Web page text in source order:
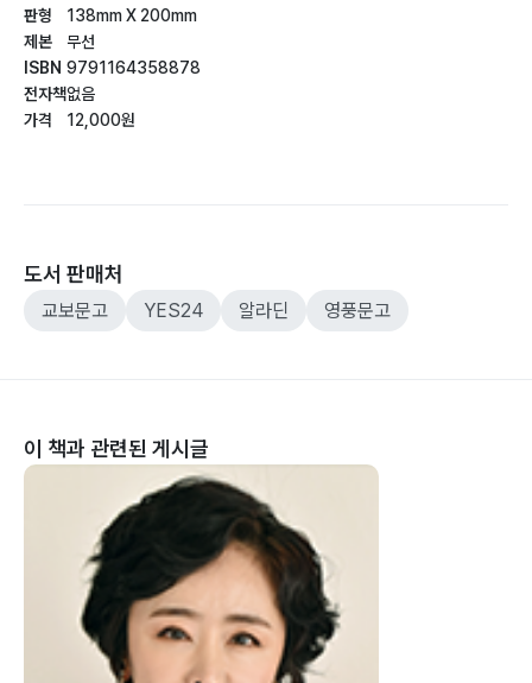
판형
제본
ISBN
전자책
가격
138mm X 200mm
무선
9791164358878
없음
12,000원
도서 판매처
교보문고 YES24 알라딘 영풍문고
이 책과 관련된 게시글